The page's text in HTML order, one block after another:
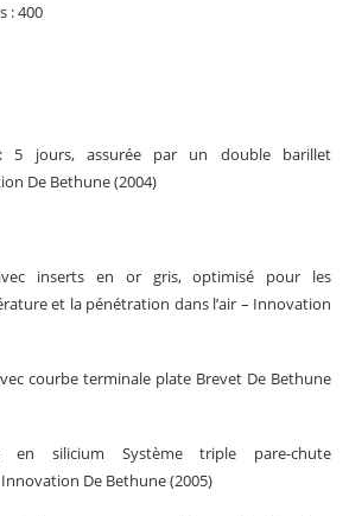
: 400
5 jours, assurée par un double barillet
De Bethune (2004)
inserts en or gris, optimisé pour les
et la pénétration dans l’air – Innovation
courbe terminale plate Brevet De Bethune
en silicium Système triple pare-chute
De Bethune (2005)